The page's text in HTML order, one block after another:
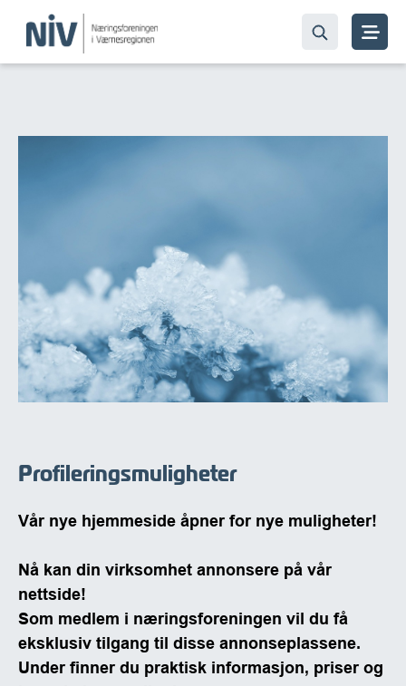
Profileringsmuligheter
Vår nye hjemmeside åpner for nye muligheter!
Nå kan din virksomhet annonsere på vår
nettside!
Som medlem i næringsforeningen vil du få
eksklusiv tilgang til disse annonseplassene.
Under finner du praktisk informasjon, priser og